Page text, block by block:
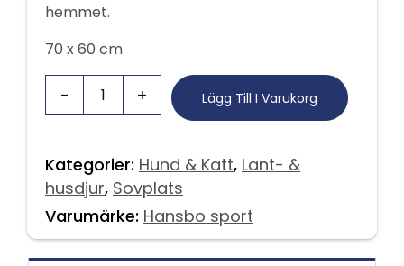
hemmet.
70 x 60 cm
Lägg Till I Varukorg
Kategorier: Hund & Katt, Lant- &
husdjur, Sovplats
Varumärke: Hansbo sport